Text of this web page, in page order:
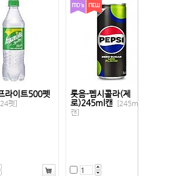
라이트500펫
펫]
롯음-펩시콜라(제
로)245ml캔
[245ml*30
캔]